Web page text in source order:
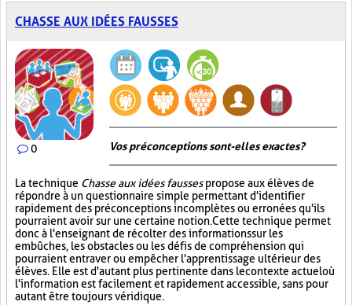
CHASSE AUX IDÉES FAUSSES
0 Vos préconceptions sont-elles exactes ?
La technique Chasse aux idées faussespropose aux élèves de
répondre à un questionnaire simple permettant d'identifier
rapidement des préconceptions incomplètes ou erronées qu'ils
pourraient avoir sur une certaine notion. Cette technique permet
donc à l'enseignant de récolter des informations sur les
embûches, les obstacles ou les défis de compréhension qui
pourraient entraver ou empêcher l'apprentissage ultérieur des
élèves. Elle est d'autant plus pertinente dans le contexte actuel où
l'information est facilement et rapidement accessible, sans pour
autant être toujours véridique.